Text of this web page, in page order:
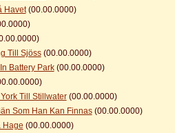
Havet(00.00.0000)
Till Sjöss(00.00.0000)
Battery Park(00.00.0000)
Till Stillwater(00.00.0000)
Som Han Kan Finnas(00.00.0000)
Hage (00.00.0000)